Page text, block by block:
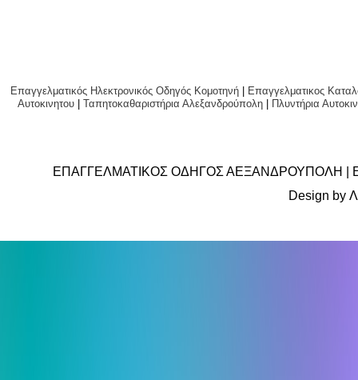
ΕΠΑΓΓΕΛΜΑΤΙΚΟΣ ΟΔΗΓΟΣ ΑΕΞΑΝΔΡΟΥΠΟΛΗ
Design by
Επαγγελματικός Ηλεκτρονικός Οδηγός Κομοτηνή
Επαγγελματικος
Αυτοκινητου |Ταπητοκαθαριστήρια Αλεξανδρούπολη Πλυντήρια